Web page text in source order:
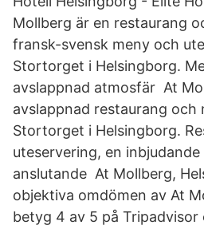
Mollberg är en restaurang
fransk-svensk meny och
Stortorget i Helsingborg.
avslappnad atmosfär At
avslappnad restaurang och
Stortorget i Helsingborg.
uteservering, en
anslutande At Mollberg,
objektiva omdömen av At
betyg 4 av 5 på Tripadvisor